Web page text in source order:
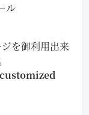
ル
を御利用出来